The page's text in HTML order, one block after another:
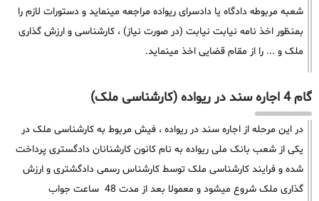
شعبه مربوطه دادگاه یا دادسرای ریواده مراجعه مینماید و دستورات لازم را
بمنظور اخذ نامه نیابت نیابت (در صورت نیاز) ، کارشناسی و ارزش گذاری
ملک و ... را از مقام قضایی اخذ مینماید.
گام 4 اجاره سند در ریواده (کارشناسی ملک)
در این مرحله از اجاره سند در ریواده ، فیش مربوط به کارشناسی ملک در
یکی از شعب بانک ملی ریواده به نام کانون کارشنانان دادگستری پرداخت
شده و فرایند کارشناسی ملک توسط کارشناس رسمی دادگشتری و ارزش
گذاری ملک شروع میشود و معمولا بعد از مدت 48 ساعت جواب